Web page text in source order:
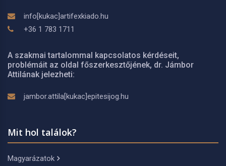
info[kukac]artifexkiado.hu
+36 1 783 1711
A szakmai tartalommal kapcsolatos kérdéseit,
problémáit az oldal főszerkesztőjének, dr. Jámbor
Attilának jelezheti:
jambor.attila[kukac]epitesijog.hu
Mit hol találok?
Magyarázatok